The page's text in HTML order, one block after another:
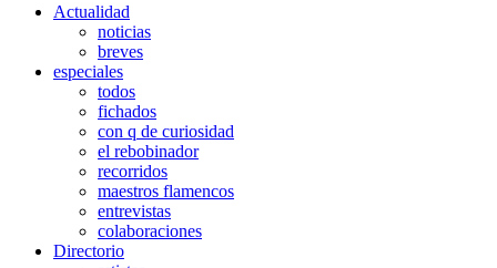
Actualidad
noticias
breves
especiales
todos
fichados
con q de curiosidad
el rebobinador
recorridos
maestros flamencos
entrevistas
colaboraciones
Directorio